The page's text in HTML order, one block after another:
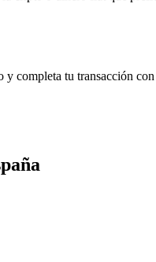
y completa tu transacción